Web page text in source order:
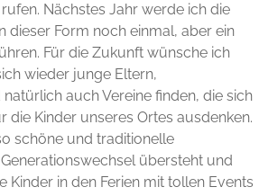
Nächstes Jahr werde ich die
dieser Form noch einmal, aber ein
Für die Zukunft wünsche ich
wieder junge Eltern,
auch Vereine finden, die sich
die Kinder unseres Ortes ausdenken.
schöne und traditionelle
übersteht und
Kinder in den Ferien mit tollen Events